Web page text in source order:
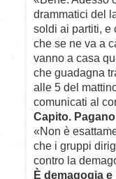
drammatici del
soldi ai partiti, e
che se ne va a
vanno a casa
che guadagna
alle 5 del
comunicati al
Capito.
«Non è
che i gruppi
contro la
È demagogia